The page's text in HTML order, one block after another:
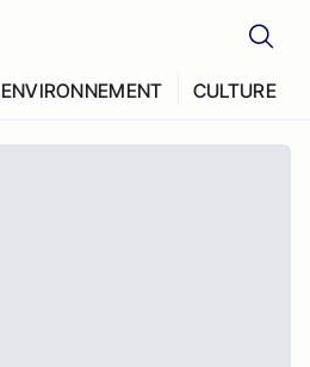
ENVIRONNEMENT CULTURE